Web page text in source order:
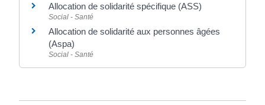
Allocation de solidarité spécifique (ASS)
Social - Santé
Allocation de solidarité aux personnes âgées
(Aspa)
Social - Santé